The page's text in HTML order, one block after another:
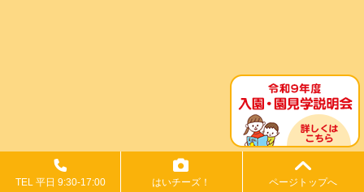
TEL 平日 9:30-17:00 はいチーズ！ ページトップへ